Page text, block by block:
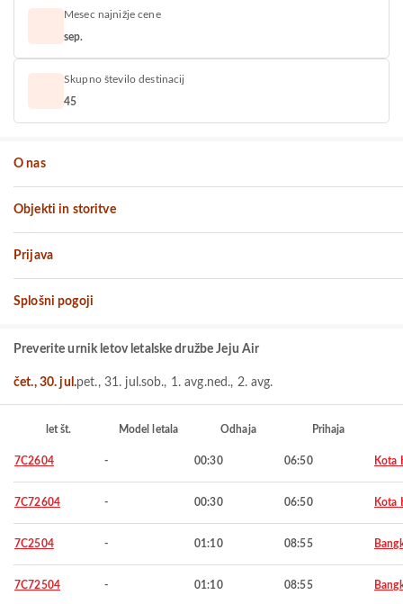
Mesec najnižje cene
sep.
Skupno število destinacij
45
O nas
Objekti in storitve
Prijava
Splošni pogoji
Preverite urnik letov letalske družbe Jeju Air
čet., 30. jul.pet., 31. jul.sob., 1. avg.ned., 2. avg.
let št. Model letala Odhaja Prihaja
7C2604 - 00:30 06:50 Kota
7C72604 - 00:30 06:50 Kota
7C2504 - 01:10 08:55
7C72504 - 01:10 08:55